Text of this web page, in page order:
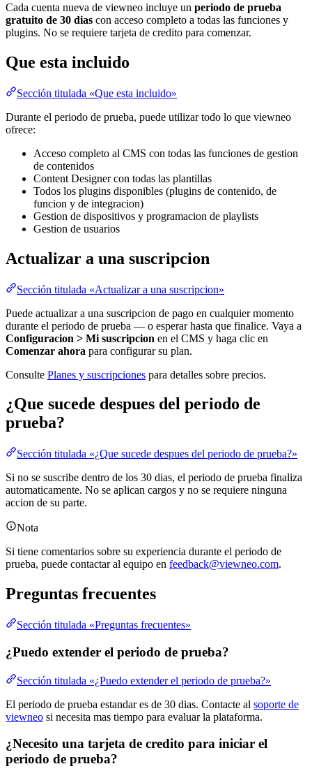
Cada cuenta nueva de viewneo incluye un periodo de prueba
gratuito de 30 dias con acceso completo a todas las funciones y
plugins. No se requiere tarjeta de credito para comenzar.
Que esta incluido
Sección titulada «Que esta incluido»
Durante el periodo de prueba, puede utilizar todo lo que viewneo
ofrece:
Acceso completo al CMS con todas las funciones de gestion
de contenidos
Content Designer con todas las plantillas
Todos los plugins disponibles (plugins de contenido, de
funcion y de integracion)
Gestion de dispositivos y programacion de playlists
Gestion de usuarios
Actualizar a una suscripcion
Sección titulada «Actualizar a una suscripcion»
Puede actualizar a una suscripcion de pago en cualquier momento
durante el periodo de prueba — o esperar hasta que finalice. Vaya a
Configuracion > Mi suscripcion en el CMS y haga clic en
Comenzar ahora para configurar su plan.
Consulte Planes y suscripciones para detalles sobre precios.
¿Que sucede despues del periodo de
prueba?
Sección titulada «¿Que sucede despues del periodo de prueba?»
Si no se suscribe dentro de los 30 dias, el periodo de prueba finaliza
automaticamente. No se aplican cargos y no se requiere ninguna
accion de su parte.
Nota
Si tiene comentarios sobre su experiencia durante el periodo de
prueba, puede contactar al equipo en feedback@viewneo.com.
Preguntas frecuentes
Sección titulada «Preguntas frecuentes»
¿Puedo extender el periodo de prueba?
Sección titulada «¿Puedo extender el periodo de prueba?»
El periodo de prueba estandar es de 30 dias. Contacte al soporte de
viewneo si necesita mas tiempo para evaluar la plataforma.
¿Necesito una tarjeta de credito para iniciar el
periodo de prueba?